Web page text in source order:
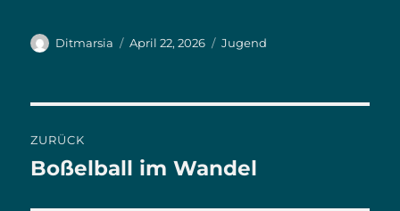
Autor
Ditmarsia
Veröffentlicht
April 22, 2026 Kategorien
Jugend
Navigation
ZURÜCK
Vorheriger
Boßelball im Wandel